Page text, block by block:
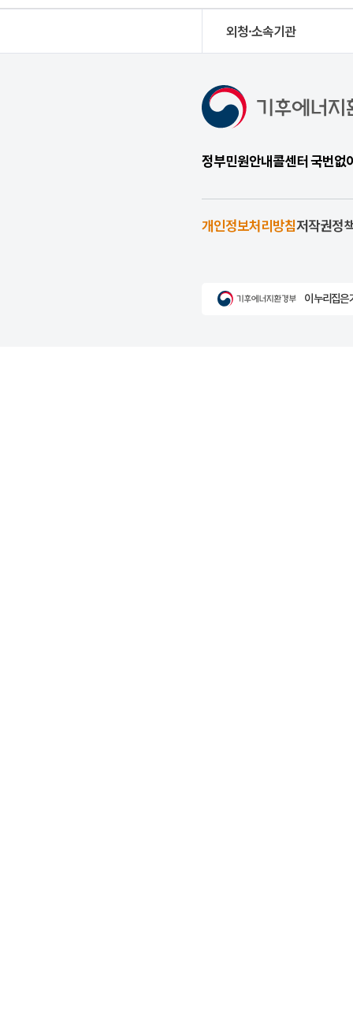
외청·소속기관
정부민원안내콜센터 국번
개인정보처리방침저작권정
이 누리집은